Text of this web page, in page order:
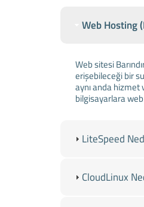
Web Hosting
Web sitesi
erişebileceği bir
aynı anda hizmet
bilgisayarlara
LiteSpeed
CloudLinux